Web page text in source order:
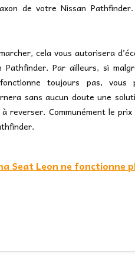
de votre Nissan
cela vous autorisera
Par ailleurs, si
toujours pas, vous
sans aucun doute une
à reverser. Communément le
Seat Leon ne fonctionne